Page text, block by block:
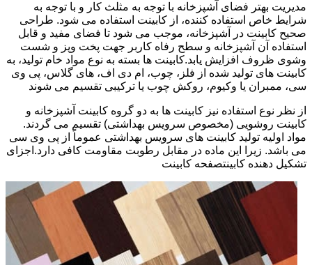
مدیریت بهتر فضای آشپزخانه با توجه به مثلث کار و با توجه به
شرایط خاص استفاده کننده، از کابینت استفاده می شود. طراحی
صحیح کابینت در آشپزخانه، موجب می شود تا فضای مفید و قابل
استفاده آن آشپزخانه و سطح رفاه کاربر جهت پخت وپز و شست
وشوی ظروف افزایش یابد.کابینت ها بسته به نوع مواد خام تولید، به
کابینت های تولید شده از فلز، چوب، ام دی اف، های گلاس، پی وی
سی، ممبران یا وکیوم، روکش چوب یا ترکیبی تقسیم می شوند
از نظر نوع استفاده نیز کابینت ها به دو گروه کابینت آشپزخانه و
کابینت روشویی (مخصوص سرویس بهداشتی) تقسیم می گردند.
مواد اولیه تولید کابینت های سرویس بهداشتی عموماً از پی وی سی
می باشد. زیرا این ماده در مقابل رطوبت مقاومت کافی دارد.اجزای
تشکیل دهنده کابینتصفحه کابینت